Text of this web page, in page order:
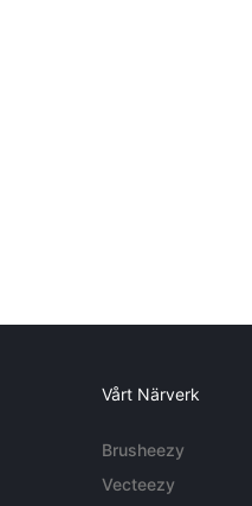
Vårt Närverk
Brusheezy
Vecteezy